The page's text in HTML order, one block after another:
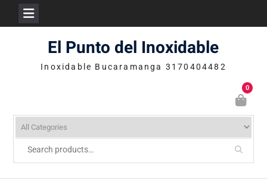
El Punto del Inoxidable
Inoxidable Bucaramanga 3170404482
0